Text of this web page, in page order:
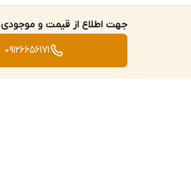
جهت اطلاع از قیمت و
09126656171